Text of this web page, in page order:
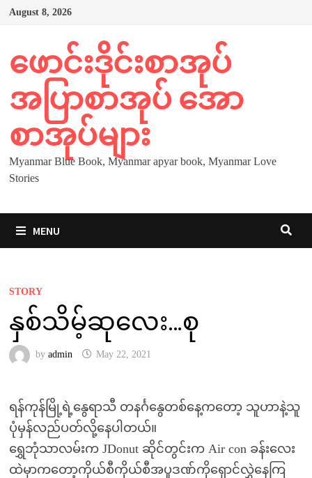
Skip
August 8, 2026
ဖောင်းဒိုင်းစာအုပ်
အပြာစာအုပ် အော
စာအုပ်များ
Myanmar Blue Book, Myanmar apyar book, Myanmar Love
Stories
MENU
STORY
နှစ်သိမ့်ဆုလေး…စု
by admin May 22, 2021
ရန်ကုန်မြို့ရဲ့နွေရာသီ တနင်္ဂနွေတစ်နေ့ကတော့ သူဟာနဲ့သူ
ပုံမှန်လည်ပတ်လို့နေပါတယ်။
ရွှေဘုံသာလမ်းက JDonut ဆိုင်တွင်းက Air con ခန်းလေး
ထဲမှာကတော့ကိုယ်စီကိုယ်စီအပူဒဏ်ကိုရှောင်လွှဲနေကြ